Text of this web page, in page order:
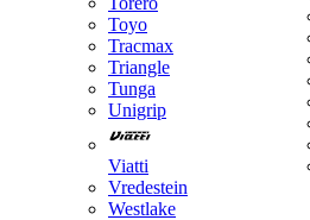
Toyo
Tracmax
Triangle
Tunga
Unigrip
Viatti
Vredestein
Westlake